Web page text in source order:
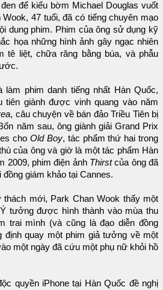
để kiểu bờm Michael Douglas vuốt
47 tuổi, đã có tiếng chuyên mạo
dung phim. Phim của ông sử dụng kỹ
họa những hình ảnh gây ngạc nhiên
tê liệt, chữa răng bằng búa, và phẫu
làm phim danh tiếng nhất Hàn Quốc,
tiên giành được vinh quang vào năm
, câu chuyện về bán đảo Triều Tiên bị
năm sau, ông giành giải Grand Prix
cho Old Boy, tác phẩm thứ hai trong
của ông và giờ là một tác phẩm Hàn
2009, phim điện ảnh Thirstcủa ông đã
giám khảo tại Cannes.
thách mới, Park Chan Wook thấy một
tưởng được hình thành vào mùa thu
trai mình (và cũng là đạo diễn đồng
định quay một phim giả tưởng về một
một ngày đã cứu một phụ nữ khỏi hồ
quyền iPhone tại Hàn Quốc đề nghị